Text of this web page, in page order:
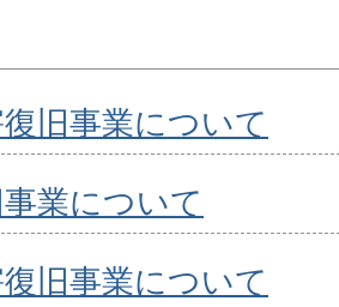
旧事業について
業について
旧事業について